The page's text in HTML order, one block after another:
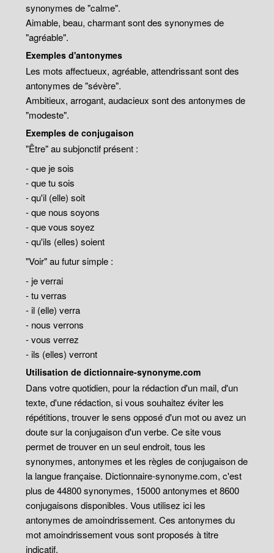
synonymes de "calme".
Aimable, beau, charmant sont des synonymes de
"agréable".
Exemples d'antonymes
Les mots affectueux, agréable, attendrissant sont des
antonymes de "sévère".
Ambitieux, arrogant, audacieux sont des antonymes de
"modeste".
Exemples de conjugaison
"Être" au subjonctif présent :
- que je sois
- que tu sois
- qu'il (elle) soit
- que nous soyons
- que vous soyez
- qu'ils (elles) soient
"Voir" au futur simple :
- je verrai
- tu verras
- il (elle) verra
- nous verrons
- vous verrez
- ils (elles) verront
Utilisation de dictionnaire-synonyme.com
Dans votre quotidien, pour la rédaction d'un mail, d'un
texte, d'une rédaction, si vous souhaitez éviter les
répétitions, trouver le sens opposé d'un mot ou avez un
doute sur la conjugaison d'un verbe. Ce site vous
permet de trouver en un seul endroit, tous les
synonymes, antonymes et les règles de conjugaison de
la langue française. Dictionnaire-synonyme.com, c'est
plus de 44800 synonymes, 15000 antonymes et 8600
conjugaisons disponibles. Vous utilisez ici les
antonymes de amoindrissement. Ces antonymes du
mot amoindrissement vous sont proposés à titre
indicatif.